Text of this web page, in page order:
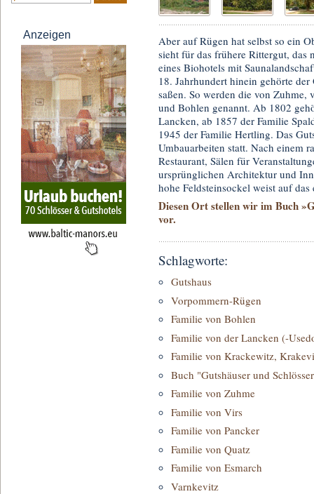
Anzeigen
Aber auf Rügen hat selbst so ein
sieht für das frühere Rittergut, das
eines Biohotels mit
18. Jahrhundert hinein gehörte
saßen. So werden die von
und Bohlen genannt. Ab 1802
Lancken, ab 1857 der Familie
1945 der Familie Hertling. Das
Umbauarbeiten statt. Nach einem
Restaurant, Sälen für
ursprünglichen Architektur und
hohe Feldsteinsockel weist auf
Diesen Ort stellen wir im Buch
vor.
Schlagworte:
Gutshaus
Vorpommern-Rügen
Familie von Bohlen
Familie von der Lancken (-
Familie von Krackewitz,
Buch "Gutshäuser und
Familie von Zuhme
Familie von Virs
Familie von Pancker
Familie von Quatz
Familie von Esmarch
Varnkevitz